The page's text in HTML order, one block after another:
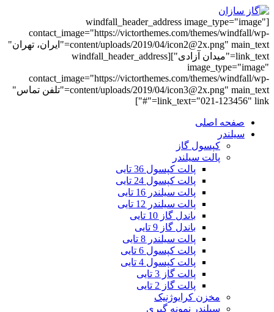
[windfall_header_address image_type="image"
contact_image="https://victorthemes.com/themes/windfall/wp-
content/uploads/2019/04/icon2@2x.png" main_text="ایران، تهران"
link_text="میدان آزادی"][windfall_header_address
image_type="image"
contact_image="https://victorthemes.com/themes/windfall/wp-
content/uploads/2019/04/icon3@2x.png" main_text="تلفن تماس"
link_text="021-123456" link="#"]
صفحه اصلی
سیلندر
کپسول گاز
پالت سیلندر
پالت کپسول 36 تایی
پالت کپسول 24 تایی
پالت سیلندر 16 تایی
پالت سیلندر 12 تایی
باندل گاز 10 تایی
باندل گاز 9 تایی
پالت سیلندر 8 تایی
پالت کپسول 6 تایی
پالت کپسول 4 تایی
پالت گاز 3 تایی
پالت گاز 2 تایی
مخزن کرایوژنیک
سیلندر نمونه گیری